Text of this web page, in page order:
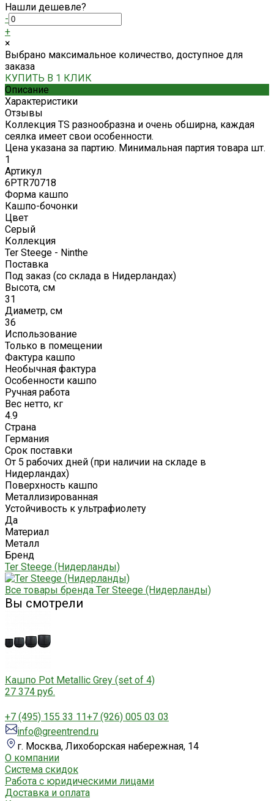
Нашли дешевле?
-
+
×
Выбрано максимальное количество, доступное для
заказа
КУПИТЬ В 1 КЛИК
Описание
Характеристики
Отзывы
Коллекция TS разнообразна и очень обширна, каждая
сеялка имеет свои особенности.
Цена указана за партию. Минимальная партия товара шт.
1
Артикул
6PTR70718
Форма кашпо
Кашпо-бочонки
Цвет
Серый
Коллекция
Ter Steege - Ninthe
Поставка
Под заказ (со склада в Нидерландах)
Высота, см
31
Диаметр, см
36
Использование
Только в помещении
Фактура кашпо
Необычная фактура
Особенности кашпо
Ручная работа
Вес нетто, кг
4.9
Страна
Германия
Срок поставки
От 5 рабочих дней (при наличии на складе в
Нидерландах)
Поверхность кашпо
Металлизированная
Устойчивость к ультрафиолету
Да
Материал
Металл
Бренд
Ter Steege (Нидерланды)
Все товары бренда Ter Steege (Нидерланды)
Вы смотрели
Кашпо Pot Metallic Grey (set of 4)
27 374 руб.
+7 (495) 155 33 11+7 (926) 005 03 03
info@greentrend.ru
г. Москва, Лихоборская набережная, 14
О компании
Система скидок
Работа с юридическими лицами
Доставка и оплата